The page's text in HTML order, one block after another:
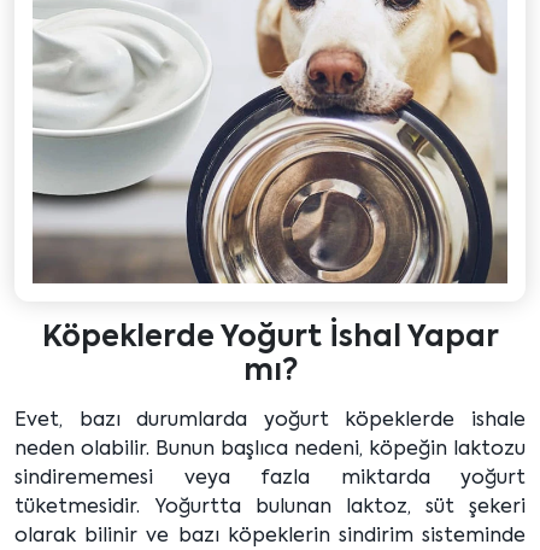
Köpeklerde Yoğurt İshal Yapar
mı?
Evet, bazı durumlarda yoğurt köpeklerde ishale
neden olabilir. Bunun başlıca nedeni, köpeğin laktozu
sindirememesi veya fazla miktarda yoğurt
tüketmesidir. Yoğurtta bulunan laktoz, süt şekeri
olarak bilinir ve bazı köpeklerin sindirim sisteminde